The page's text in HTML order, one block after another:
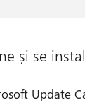
și se
Update